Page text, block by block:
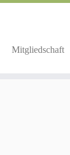
Mitgliedschaft